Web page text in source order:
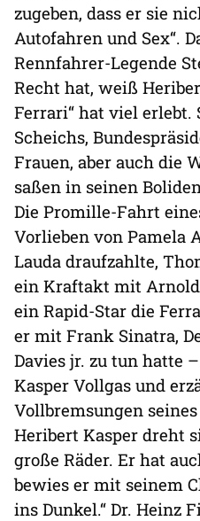
zugeben, dass er sie
Autofahren und Sex“.
Rennfahrer-Legende
Recht hat, weiß
Ferrari“ hat viel erlebt.
Scheichs,
Frauen, aber auch die
saßen in seinen
Die Promille-Fahrt
Vorlieben von Pamela
Lauda draufzahlte,
ein Kraftakt mit
ein Rapid-Star die
er mit Frank Sinatra,
Davies jr. zu tun hatte
Kasper Vollgas und
Vollbremsungen
Heribert Kasper dreht
große Räder. Er hat
bewies er mit seinem
ins Dunkel.“ Dr. Heinz